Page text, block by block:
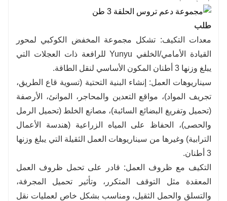
طلب
معدات التكيف: تشكل مجموعة المخفض الكوكبي لمحور
القيادة الأمامي/الخلفي Yunyu للرافعة ذات العجلات التي
يبلغ وزنها 3 أطنان المكون الأساسي لنقل الطاقة.
سيناريوهات العمل: إنشاء البنية التحتية (تسوية قاع الطريق،
تجريف المواد)، مواقع التعدين والمحاجر، الموانئ، الأرصفة
(تحميل وتفريغ البضائع السائبة)، مصانع الخلط (تحميل الرمل
والحصى)، الحفاظ على المياه الزراعية (هندسة الأعمال
الترابية) وغيرها من سيناريوهات العمل الثقيلة التي يبلغ وزنها
3 أطنان.
التكيف مع ظروف العمل: قادر على تحمل ظروف العمل
المعقدة مثل التوقف المتكرر، وتأثير تحميل المجرفة،
والتسلق والحمل الثقيل، ومناسب بشكل خاص لعمليات نقل